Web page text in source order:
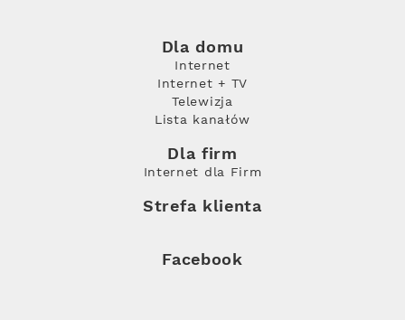
Dla domu
Internet
Internet + TV
Telewizja
Lista kanałów
Dla firm
Internet dla Firm
Strefa klienta
Facebook